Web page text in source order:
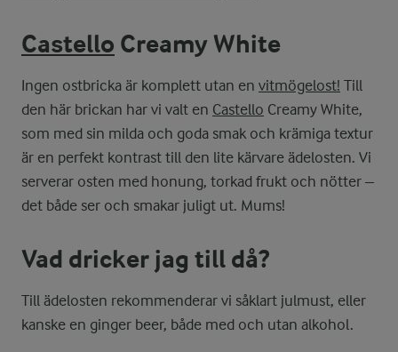
Castello Creamy White
Ingen ostbricka är komplett utan en vitmögelost! Till
den här brickan har vi valt en Castello Creamy White,
som med sin milda och goda smak och krämiga textur
är en perfekt kontrast till den lite kärvare ädelosten. Vi
serverar osten med honung, torkad frukt och nötter –
det både ser och smakar juligt ut. Mums!
Vad dricker jag till då?
Till ädelosten rekommenderar vi såklart julmust, eller
kanske en ginger beer, både med och utan alkohol.